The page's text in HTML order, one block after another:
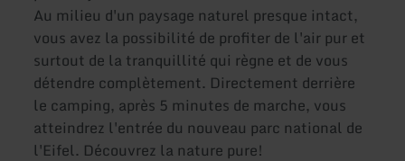
Au milieu d'un paysage naturel presque intact,
vous avez la possibilité de profiter de l'air pur et
surtout de la tranquillité qui règne et de vous
détendre complètement. Directement derrière
le camping, après 5 minutes de marche, vous
atteindrez l'entrée du nouveau parc national de
l'Eifel. Découvrez la nature pure!